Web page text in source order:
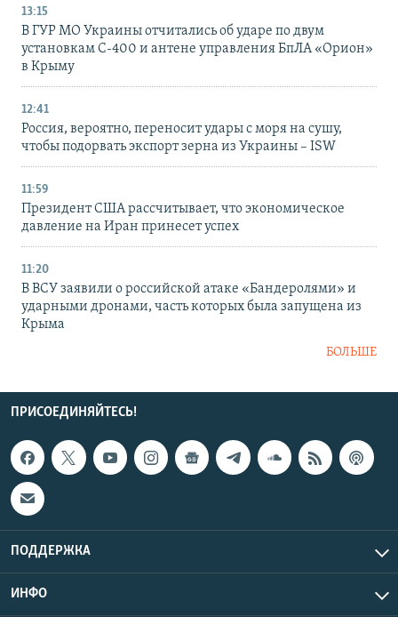
13:15
В ГУР МО Украины отчитались об ударе по двум
установкам С-400 и антене управления БпЛА «Орион»
в Крыму
12:41
Россия, вероятно, переносит удары с моря на сушу,
чтобы подорвать экспорт зерна из Украины – ISW
11:59
Президент США рассчитывает, что экономическое
давление на Иран принесет успех
11:20
В ВСУ заявили о российской атаке «Бандеролями» и
ударными дронами, часть которых была запущена из
Крыма
БОЛЬШЕ
ПРИСОЕДИНЯЙТЕСЬ!
ПОДДЕРЖКА
ИНФО